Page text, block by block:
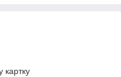
картку